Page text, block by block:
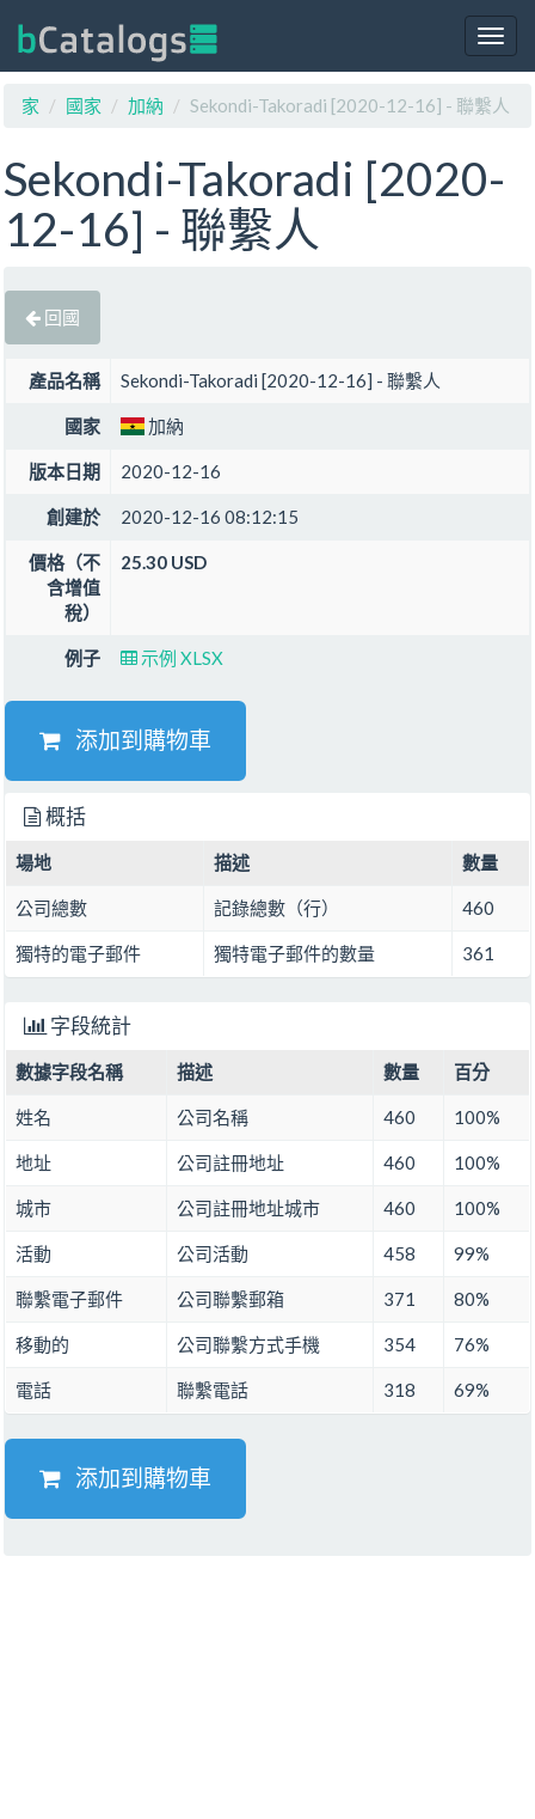
家
國家 加納 Sekondi-Takoradi [2020-12-16] - 聯繫人
Sekondi-Takoradi [2020-
12-16] - 聯繫人
回國
產品名稱 Sekondi-Takoradi [2020-12-16] - 聯繫人
國家 加納
版本日期 2020-12-16
創建於 2020-12-16 08:12:15
價格（不
含增值
稅）
25.30 USD
例子 示例 XLSX
添加到購物車
概括
場地 描述 數量
公司總數 記錄總數（行） 460
獨特的電子郵件 獨特電子郵件的數量 361
字段統計
數據字段名稱 描述 數量 百分
姓名 公司名稱 460 100%
地址 公司註冊地址 460 100%
城市 公司註冊地址城市 460 100%
活動 公司活動 458 99%
聯繫電子郵件 公司聯繫郵箱 371 80%
移動的 公司聯繫方式手機 354 76%
電話 聯繫電話 318 69%
添加到購物車